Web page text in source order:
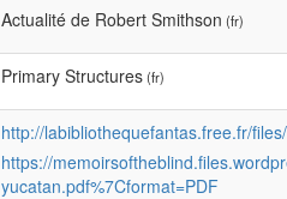
Actualité de Robert Smithson (fr)
Primary Structures(fr)
http://labibliothequefantas.free.fr/
https://
yucatan.pdf%7Cformat=PDF